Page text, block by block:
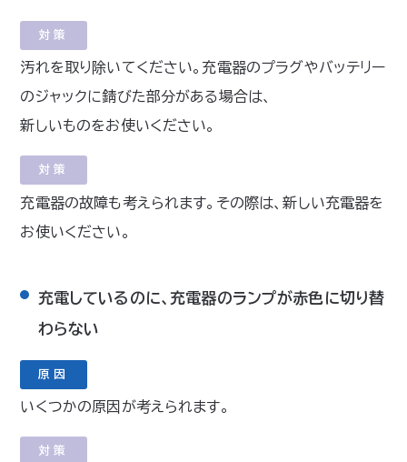
対策
汚れを取り除いてください。充電器のプラグやバッテリー
のジャックに錆びた部分がある場合は、
新しいものをお使いください。
対策
充電器の故障も考えられます。その際は、新しい充電器を
お使いください。
充電しているのに、充電器のランプが赤色に切り替
わらない
原因
いくつかの原因が考えられます。
対策